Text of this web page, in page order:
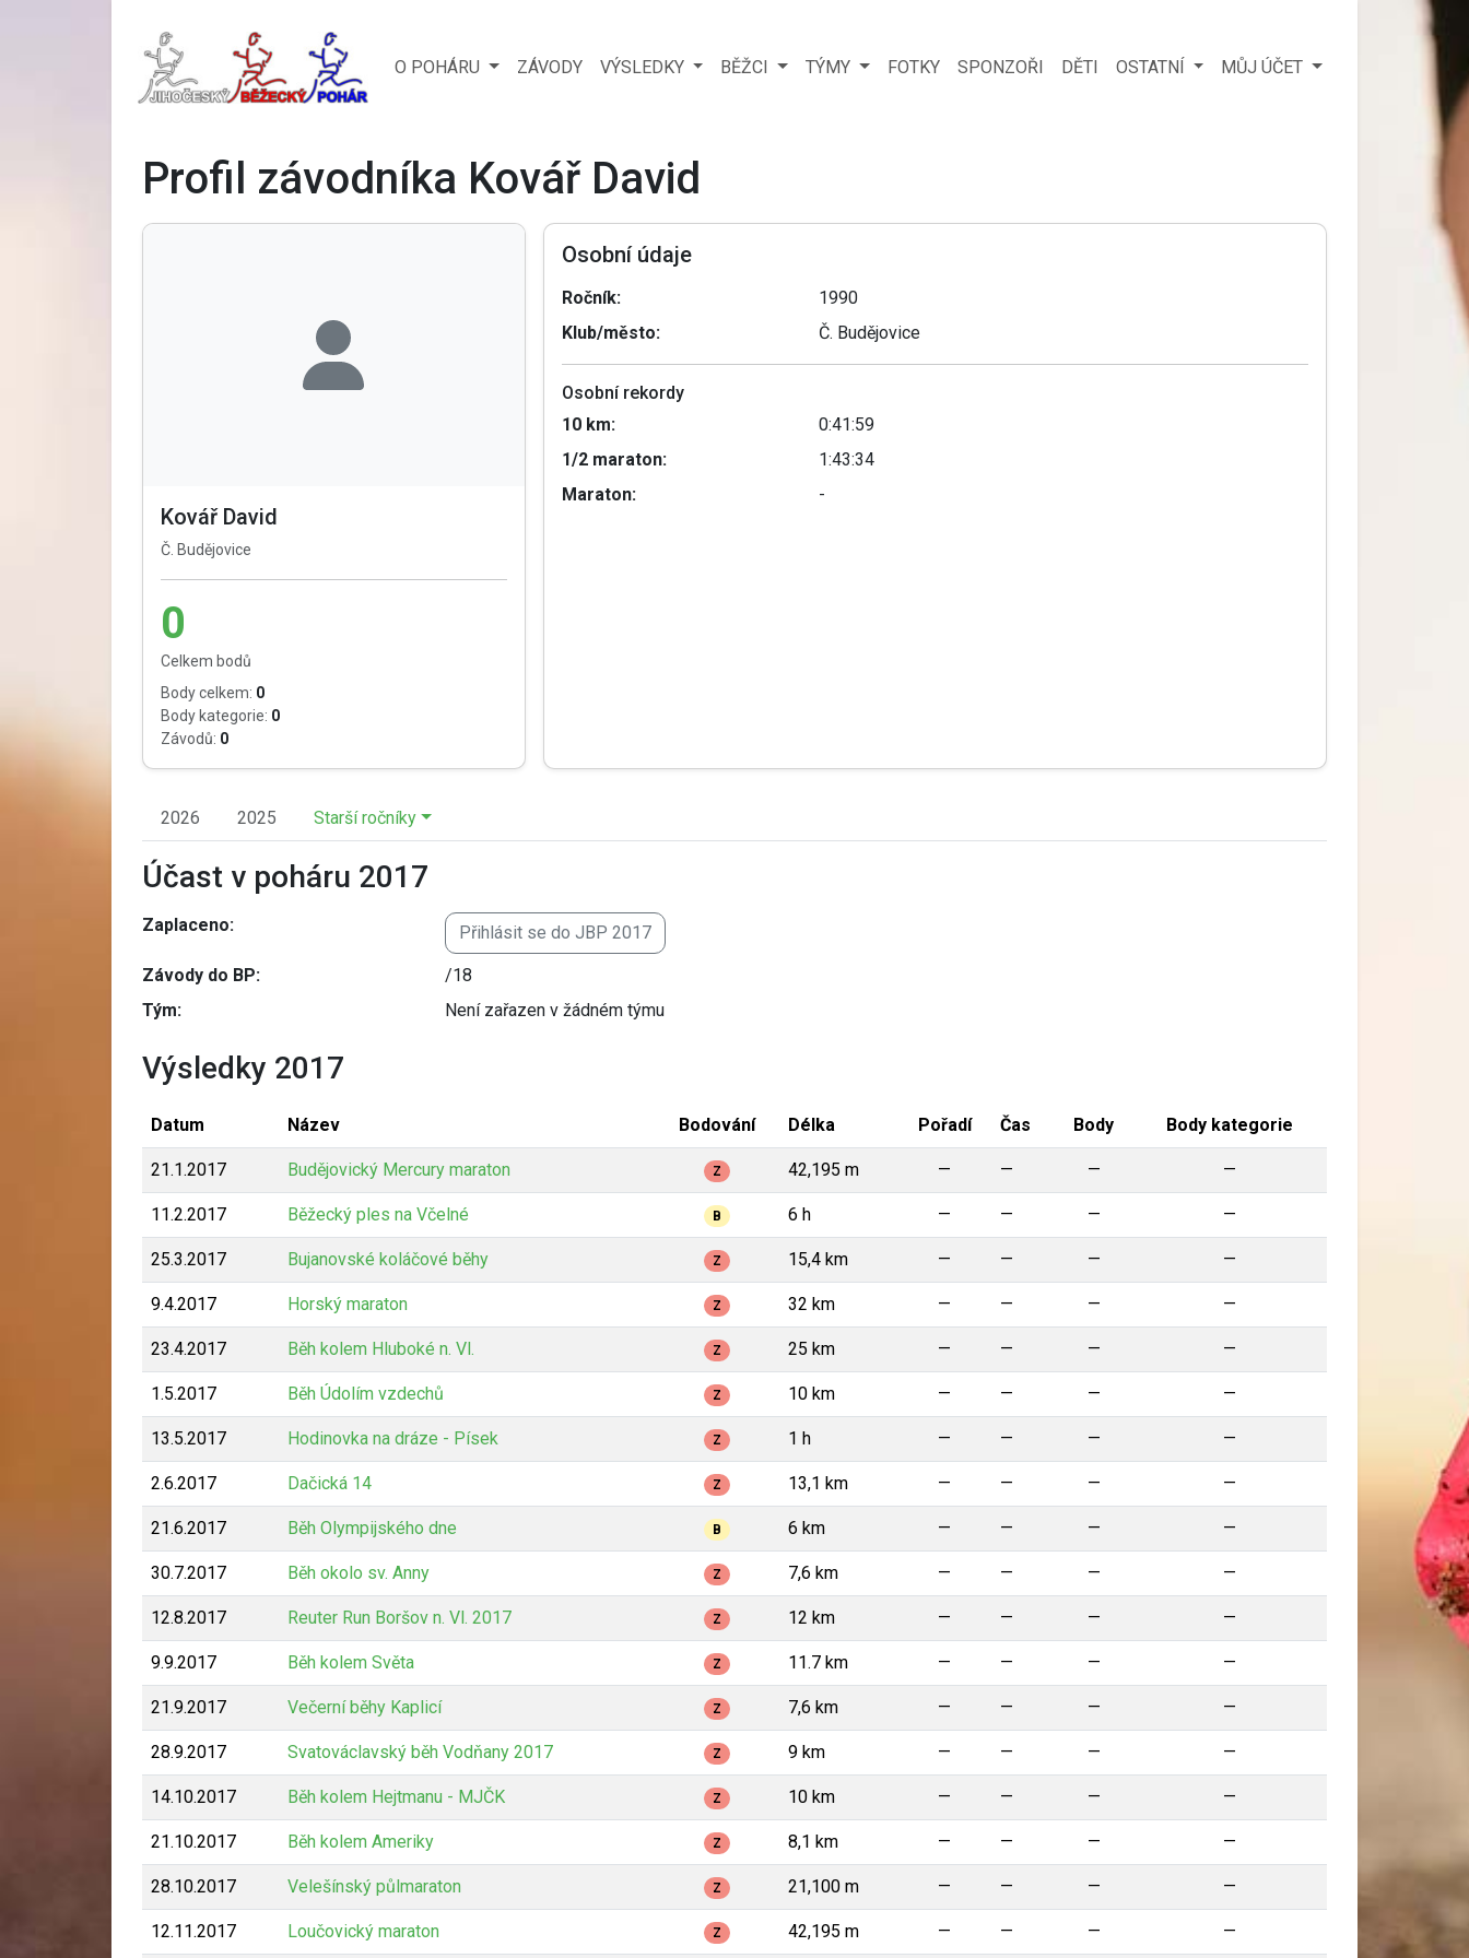
O POHÁRU ZÁVODY VÝSLEDKY BĚŽCI TÝMY FOTKY SPONZOŘI DĚTI OSTATNÍ MŮJ ÚČET
Profil závodníka Kovář David
Kovář David
Č. Budějovice
0
Celkem bodů
Body celkem: 0
Body kategorie: 0
Závodů: 0
Osobní údaje
Ročník:
1990
Klub/město:
Č. Budějovice
Osobní rekordy
10 km:
0:41:59
1/2 maraton:
1:43:34
Maraton:
-
2026 2025 Starší ročníky
Účast v poháru 2017
Zaplaceno: Přihlásit se do JBP 2017
Závody do BP:
/18
Tým:
Není zařazen v žádném týmu
Výsledky 2017
Datum Název Bodování Délka Pořadí Čas Body Body kategorie
21.1.2017 Budějovický Mercury maraton Z 42,195 m — — — —
11.2.2017 Běžecký ples na Včelné B 6 h — — — —
25.3.2017 Bujanovské koláčové běhy Z 15,4 km — — — —
9.4.2017 Horský maraton Z 32 km — — — —
23.4.2017 Běh kolem Hluboké n. Vl. Z 25 km — — — —
1.5.2017 Běh Údolím vzdechů Z 10 km — — — —
13.5.2017 Hodinovka na dráze - Písek Z 1 h — — — —
2.6.2017 Dačická 14 Z 13,1 km — — — —
21.6.2017 Běh Olympijského dne B 6 km — — — —
30.7.2017 Běh okolo sv. Anny Z 7,6 km — — — —
12.8.2017 Reuter Run Boršov n. Vl. 2017 Z 12 km — — — —
9.9.2017 Běh kolem Světa Z 11.7 km — — — —
21.9.2017 Večerní běhy Kaplicí Z 7,6 km — — — —
28.9.2017 Svatováclavský běh Vodňany 2017 Z 9 km — — — —
14.10.2017 Běh kolem Hejtmanu - MJČK Z 10 km — — — —
21.10.2017 Běh kolem Ameriky Z 8,1 km — — — —
28.10.2017 Velešínský půlmaraton Z 21,100 m — — — —
12.11.2017 Loučovický maraton Z 42,195 m — — — —